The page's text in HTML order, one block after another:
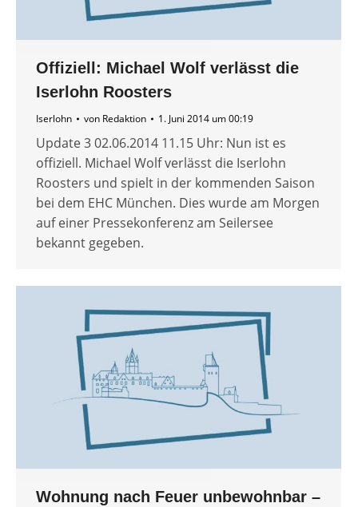
Offiziell: Michael Wolf verlässt die
Iserlohn Roosters
Iserlohn von Redaktion 1. Juni 2014 um 00:19
Update 3 02.06.2014 11.15 Uhr: Nun ist es
offiziell. Michael Wolf verlässt die Iserlohn
Roosters und spielt in der kommenden Saison
bei dem EHC München. Dies wurde am Morgen
auf einer Pressekonferenz am Seilersee
bekannt gegeben.
Wohnung nach Feuer unbewohnbar –